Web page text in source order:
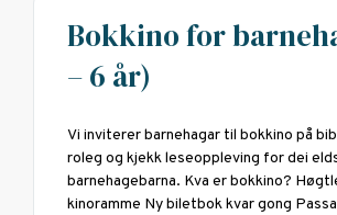
Bokkino for
– 6 år)
Vi inviterer barnehagar til bokkino på
roleg og kjekk leseoppleving for dei
barnehagebarna. Kva er bokkino?
kinoramme Ny biletbok kvar gong